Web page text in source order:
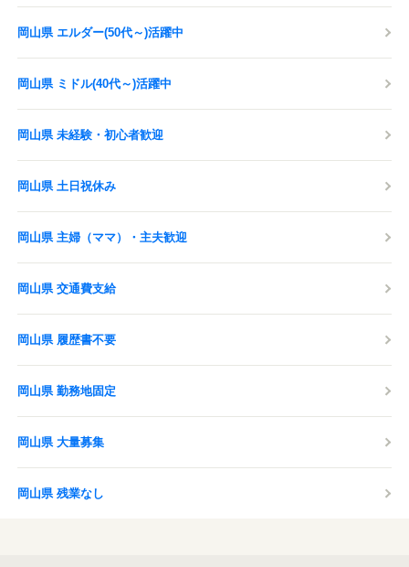
岡山県 エルダー(50代～)活躍中
岡山県 ミドル(40代～)活躍中
岡山県 未経験・初心者歓迎
岡山県 土日祝休み
岡山県 主婦（ママ）・主夫歓迎
岡山県 交通費支給
岡山県 履歴書不要
岡山県 勤務地固定
岡山県 大量募集
岡山県 残業なし